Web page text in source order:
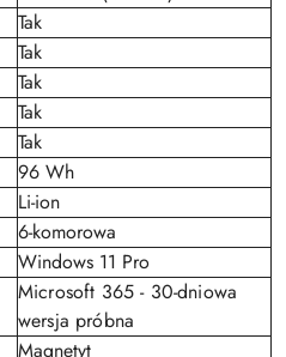
Tak
Tak
Tak
Tak
Tak
96 Wh
Li-ion
6-komorowa
Windows 11 Pro
Microsoft 365 - 30-dniowa
wersja próbna
Magnetyt